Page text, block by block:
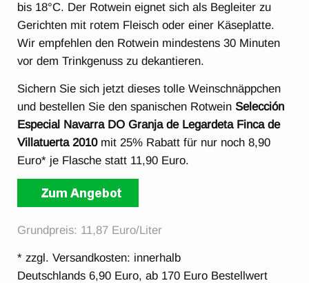
bis 18°C. Der Rotwein eignet sich als Begleiter zu
Gerichten mit rotem Fleisch oder einer Käseplatte.
Wir empfehlen den Rotwein mindestens 30 Minuten
vor dem Trinkgenuss zu dekantieren.
Sichern Sie sich jetzt dieses tolle Weinschnäppchen
und bestellen Sie den spanischen Rotwein Selección
Especial Navarra DO Granja de Legardeta Finca de
Villatuerta 2010mit 25% Rabatt für nur noch 8,90
Euro* je Flasche statt 11,90 Euro.
Grundpreis: 11,87 Euro/Liter
* zzgl. Versandkosten: innerhalb
Deutschlands 6,90 Euro, ab 170 Euro Bestellwert